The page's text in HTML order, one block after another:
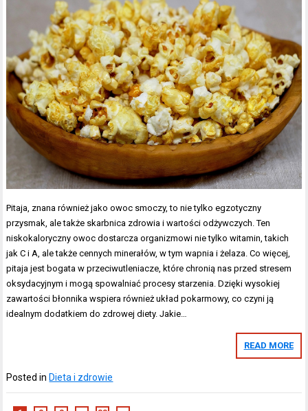
Pitaja, znana również jako owoc smoczy, to nie tylko egzotyczny
przysmak, ale także skarbnica zdrowia i wartości odżywczych. Ten
niskokaloryczny owoc dostarcza organizmowi nie tylko witamin, takich
jak C i A, ale także cennych minerałów, w tym wapnia i żelaza. Co więcej,
pitaja jest bogata w przeciwutleniacze, które chronią nas przed stresem
oksydacyjnym i mogą spowalniać procesy starzenia. Dzięki wysokiej
zawartości błonnika wspiera również układ pokarmowy, co czyni ją
idealnym dodatkiem do zdrowej diety. Jakie…
READ MORE
Posted in Dieta i zdrowie